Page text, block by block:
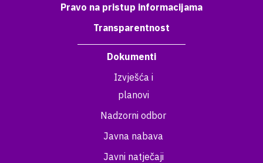
Pravo na pristup informacijama
Transparentnost
Dokumenti
Izvješća i
planovi
Nadzorni odbor
Javna nabava
Javni natječaji